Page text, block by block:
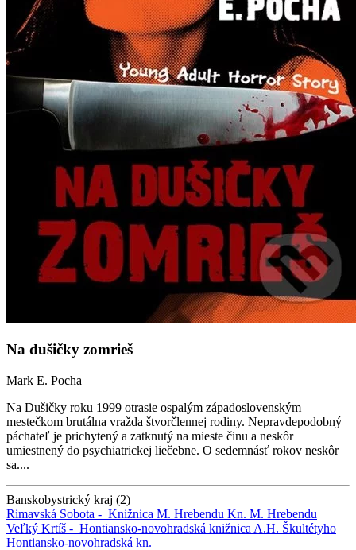
Na dušičky zomrieš
Mark E. Pocha
Na Dušičky roku 1999 otrasie ospalým západoslovenským
mestečkom brutálna vražda štvorčlennej rodiny. Nepravdepodobný
páchateľ je prichytený a zatknutý na mieste činu a neskôr
umiestnený do psychiatrickej liečebne. O sedemnásť rokov neskôr
sa....
Banskobystrický kraj (2)
Rimavská Sobota - Knižnica M. Hrebendu Kn. M. Hrebendu
Veľký Krtíš - Hontiansko-novohradská knižnica A.H. Škultétyho
Hontiansko-novohradská kn.